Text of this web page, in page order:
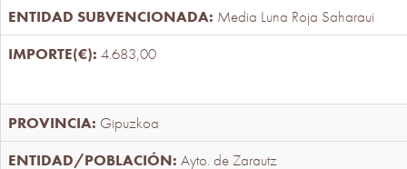
Media Luna Roja Saharaui
4.683,00
Gipuzkoa
Ayto. de Zarautz